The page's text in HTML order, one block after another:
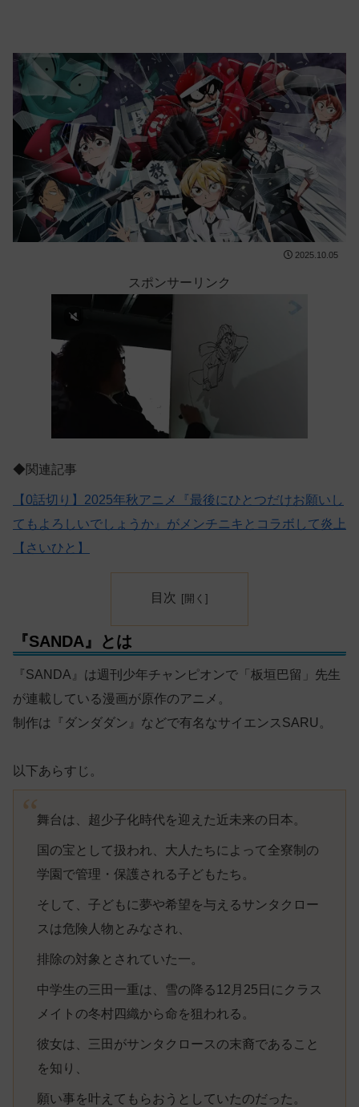
2025.10.05
スポンサーリンク
◆関連記事
【0話切り】2025年秋アニメ『最後にひとつだけお願いし
てもよろしいでしょうか』がメンチニキとコラボして炎上
【さいひと】
目次
『SANDA』とは
『SANDA』は週刊少年チャンピオンで「板垣巴留」先生
が連載している漫画が原作のアニメ。
制作は『ダンダダン』などで有名なサイエンスSARU。
以下あらすじ。
舞台は、超少子化時代を迎えた近未来の日本。
国の宝として扱われ、大人たちによって全寮制の
学園で管理・保護される子どもたち。
そして、子どもに夢や希望を与えるサンタクロー
スは危険人物とみなされ、
排除の対象とされていた一。
中学生の三田一重は、雪の降る12月25日にクラス
メイトの冬村四織から命を狙われる。
彼女は、三田がサンタクロースの末裔であること
を知り、
願い事を叶えてもらおうとしていたのだった。